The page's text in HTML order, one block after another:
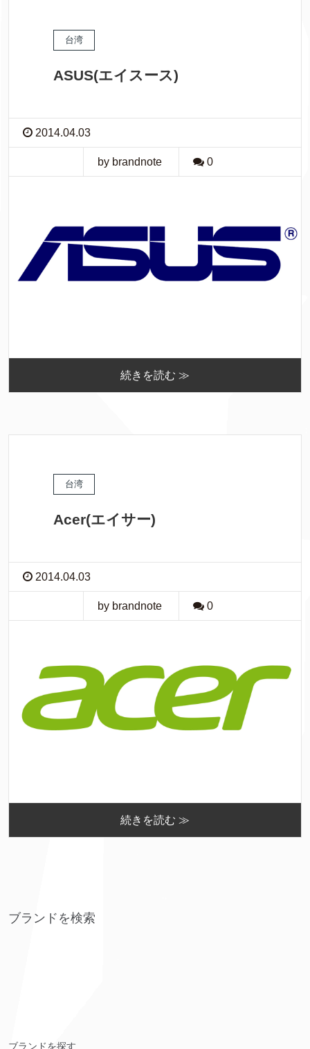
台湾
ASUS(エイスース)
2014.04.03
by brandnote 0
続きを読む ≫
台湾
Acer(エイサー)
2014.04.03
by brandnote 0
続きを読む ≫
ブランドを検索
ブランドを探す